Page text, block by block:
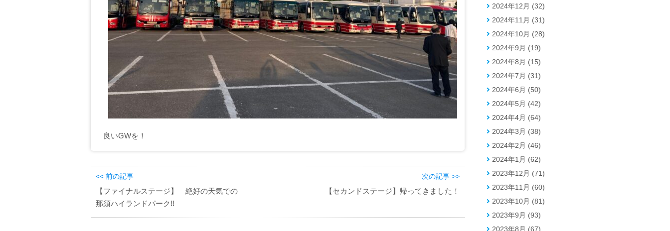
良いGWを！
<< 前の記事
【ファイナルステージ】 絶好の天気での
那須ハイランドパーク!!
次の記事 >>
【セカンドステージ】帰ってきました！
2024年12月 (32)
2024年11月 (31)
2024年10月 (28)
2024年9月 (19)
2024年8月 (15)
2024年7月 (31)
2024年6月 (50)
2024年5月 (42)
2024年4月 (64)
2024年3月 (38)
2024年2月 (46)
2024年1月 (62)
2023年12月 (71)
2023年11月 (60)
2023年10月 (81)
2023年9月 (93)
2023年8月 (67)